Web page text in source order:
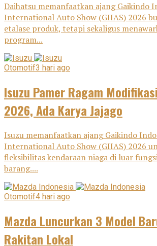
Daihatsu memanfaatkan ajang Gaikindo
International Auto Show (GIIAS) 2026
etalase produk, tetapi sekaligus
program...
Otomotif3 hari ago
Isuzu Pamer Ragam
2026, Ada Karya Jajago
Isuzu memanfaatkan ajang Gaikindo
International Auto Show (GIIAS) 2026
fleksibilitas kendaraan niaga di luar
barang....
Otomotif4 hari ago
Mazda Luncurkan 3 Model
Rakitan Lokal